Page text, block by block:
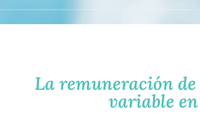
La remuneración
variable